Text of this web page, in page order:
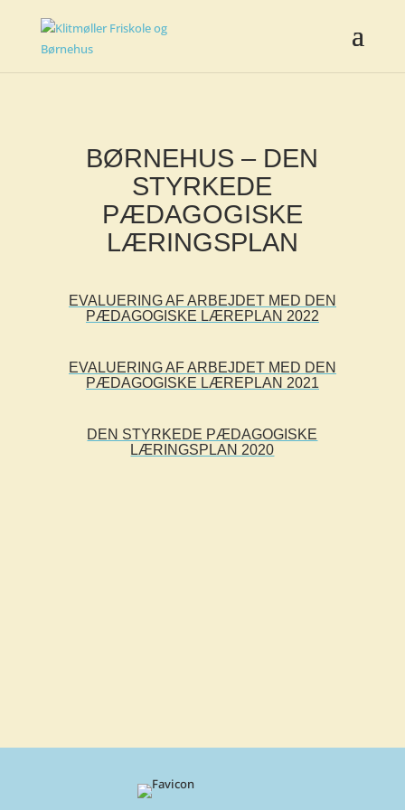
BØRNEHUS – DEN
STYRKEDE
PÆDAGOGISKE
LÆRINGSPLAN
EVALUERING AF ARBEJDET MED DEN
PÆDAGOGISKE LÆREPLAN 2022
EVALUERING AF ARBEJDET MED DEN
PÆDAGOGISKE LÆREPLAN 2021
DEN STYRKEDE PÆDAGOGISKE
LÆRINGSPLAN 2020